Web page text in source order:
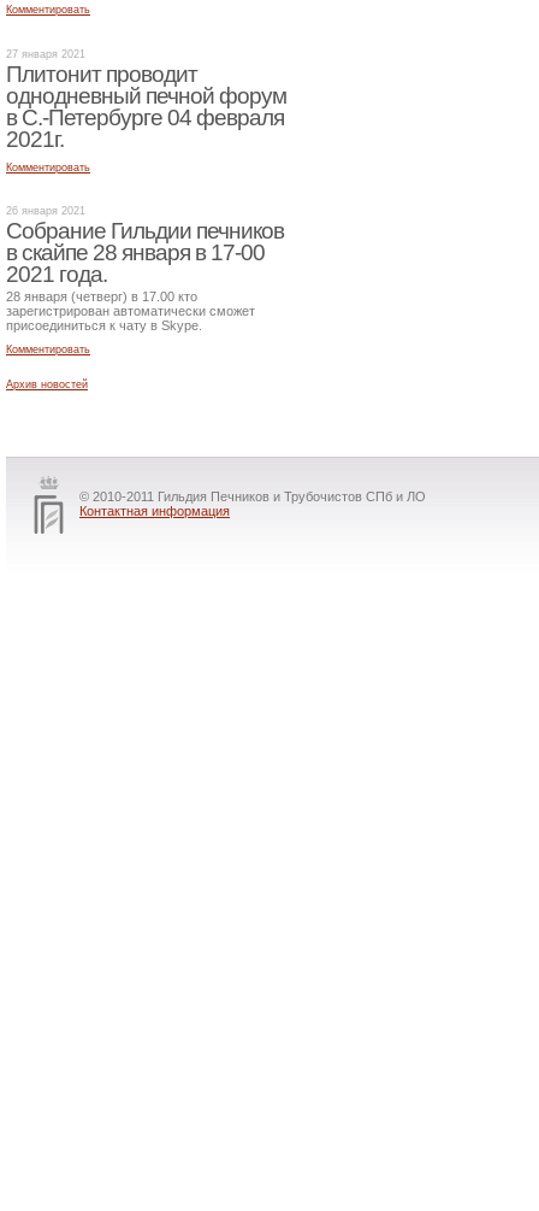
Комментировать
27 января 2021
Плитонит проводит
однодневный печной форум
в С.-Петербурге 04 февраля
2021г.
Комментировать
26 января 2021
Собрание Гильдии печников
в скайпе 28 января в 17-00
2021 года.
28 января (четверг) в 17.00 кто
зарегистрирован автоматически сможет
присоединиться к чату в Skype.
Комментировать
Архив новостей
© 2010-2011 Гильдия Печников и Трубочистов СПб и ЛО
Контактная информация